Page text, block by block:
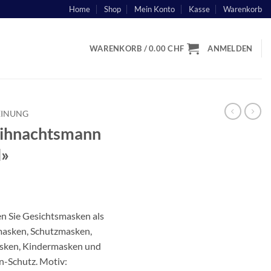
Home Shop Mein Konto Kasse Warenkorb
WARENKORB /0.00CHF ANMELDEN
Sie Gesichtsmasken als
Schutzmasken,
Kindermasken und
Schutz. Motiv: